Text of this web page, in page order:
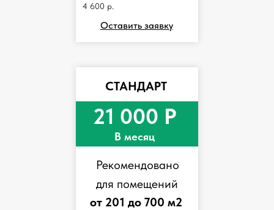
СТАНДАРТ
21 000 Р
В месяц
4 600 р.
Оставить заявку
Рекомендовано
для помещений
от 201 до 700 м2